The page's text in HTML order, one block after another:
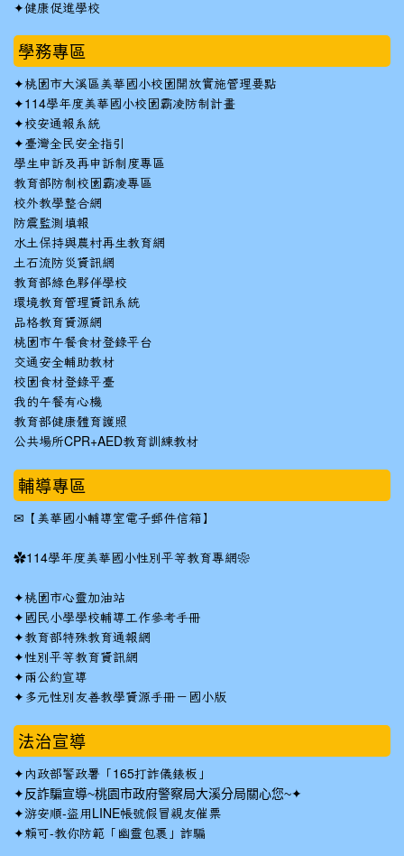
✦健康促進學校
學務專區
✦桃園市大溪區美華國小校園開放實施管理要點
✦114學年度美華國小校園霸凌防制計畫
✦校安通報系統
✦臺灣全民安全指引
學生申訴及再申訴制度專區
教育部防制校園霸凌專區
校外教學整合網
防震監測填報
水土保持與農村再生教育網
土石流防災資訊網
教育部綠色夥伴學校
環境教育管理資訊系統
品格教育資源網
桃園市午餐食材登錄平台
交通安全輔助教材
校園食材登錄平臺
我的午餐有心機
教育部健康體育護照
公共場所CPR+AED教育訓練教材
輔導專區
✉ 【美華國小輔導室電子郵件信箱】
✿114學年度美華國小性別平等教育專網❀
✦桃園市心靈加油站
✦ 國民小學學校輔導工作參考手冊
✦教育部特殊教育通報網
✦性別平等教育資訊網
✦兩公約宣導
✦ 多元性別友善教學資源手冊－國小版
法治宣導
✦ 內政部警政署「165打詐儀錶板」
✦反詐騙宣導~桃園市政府警察局大溪分局關心您~✦
✦游安順-盜用LINE帳號假冒親友催票
✦賴可-教你防範「幽靈包裹」詐騙